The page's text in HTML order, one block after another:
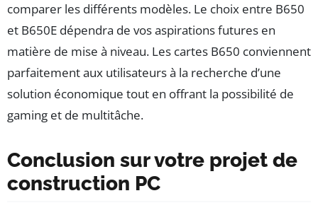
comparer les différents modèles. Le choix entre B650
et B650E dépendra de vos aspirations futures en
matière de mise à niveau. Les cartes B650 conviennent
parfaitement aux utilisateurs à la recherche d’une
solution économique tout en offrant la possibilité de
gaming et de multitâche.
Conclusion sur votre projet de
construction PC